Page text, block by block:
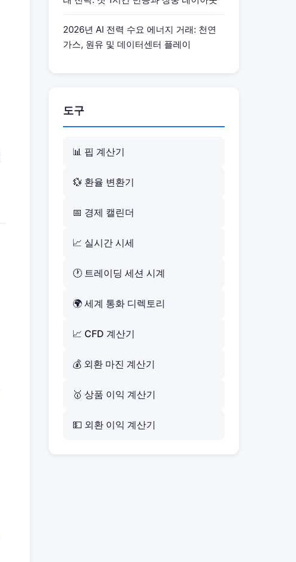
2026년 AI 전력 수요 에너지 거래: 천연
가스, 원유 및 데이터센터 플레이
도구
📊 핍 계산기
💱 환율 변환기
📅 경제 캘린더
📈 실시간 시세
🕐 트레이딩 세션 시계
🌍 세계 통화 디렉토리
📈 CFD 계산기
💰 외환 마진 계산기
🥇 상품 이익 계산기
💵 외환 이익 계산기